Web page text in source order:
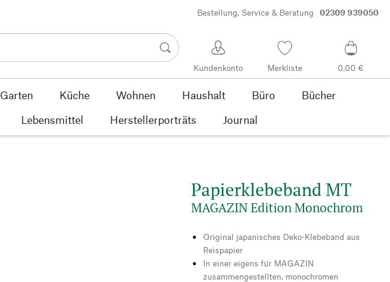
Bestellung, Service & Beratung 02309 939050
Kundenkonto Merkliste 0,00 €
Garten Küche Wohnen Haushalt Büro
Bücher
Lebensmittel Herstellerporträts Journal
Papierklebeband MT
MAGAZIN Edition Monochrom
Original japanisches Deko-Klebeband aus
Reispapier
In einer eigens für MAGAZIN
zusammengestellten, monochromen